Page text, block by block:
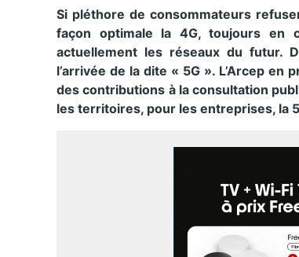
Si pléthore de consommateurs
façon optimale la 4G, toujours en
actuellement les réseaux du futur.
l’arrivée de la dite « 5G ». L’Arcep
des contributions à la consultation
les territoires, pour les entreprises, la